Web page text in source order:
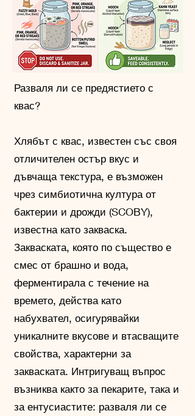
Разваля ли се предястието с
квас?
Хлябът с квас, известен със своя
отличителен остър вкус и
дъвчаща текстура, е възможен
чрез симбиотична култура от
бактерии и дрожди (SCOBY),
известна като закваска.
Закваската, която по същество е
смес от брашно и вода,
ферментирала с течение на
времето, действа като
набухвател, осигурявайки
уникалните вкусове и втасващите
свойства, характерни за
закваската. Интригуващ въпрос
възниква както за пекарите, така и
за ентусиастите: разваля ли се